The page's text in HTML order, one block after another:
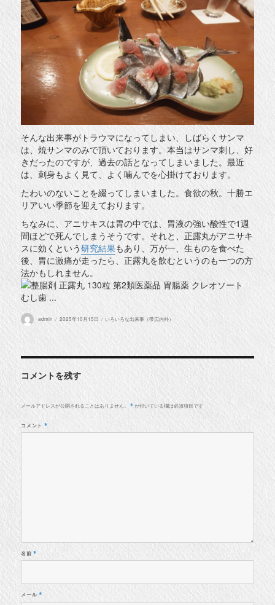
そんな出来事がトラウマになってしまい、しばらくサンマ
は、焼サンマのみで頂いております。本当はサンマ刺し、好
きだったのですが、過去の話となってしまいました。最近
は、刺身もよく見て、よく噛んでを心掛けております。
たわいのないことを綴ってしまいました。食欲の秋。十勝エ
リアいい季節を迎えております。
ちなみに、アニサキスは胃の中では、胃液の強い酸性で1週
間ほどで死んでしまうそうです。それと、正露丸がアニサキ
スに効くという研究結果もあり、万が一、生ものを食べた
後、胃に激痛が走ったら、正露丸を飲むというのも一つの方
法かもしれません。
投admin
投
2025年10月15日
カ
リ
いろいろな出来事（帯広内外）
コメントを残す
メールアドレスが公開されることはありません。 * が付いている欄は必須項目です
コメント *
名前*
メール *